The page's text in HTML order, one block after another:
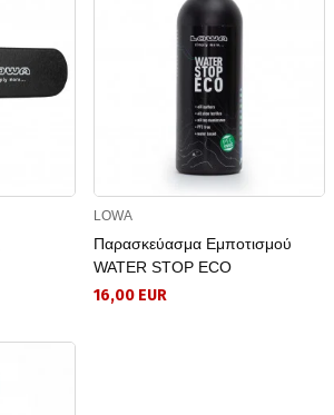
LOWA
Παρασκεύασμα Eμποτισμού
WATER STOP ECO
16,00 EUR